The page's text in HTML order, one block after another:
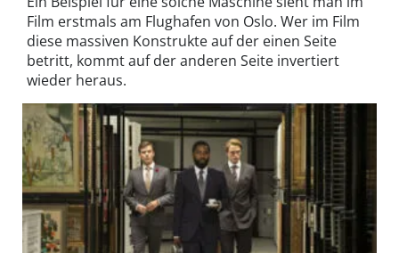
Film erstmals am Flughafen von Oslo. Wer im Film
diese massiven Konstrukte auf der einen Seite
betritt, kommt auf der anderen Seite invertiert
wieder heraus.